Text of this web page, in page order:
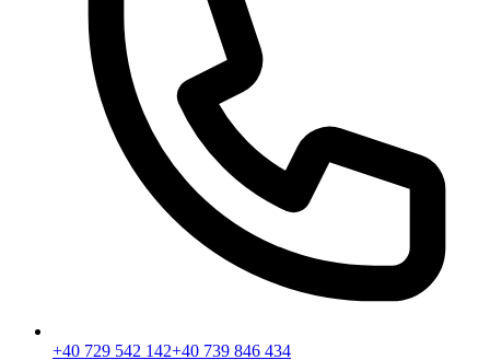
+40 729 542 142+40 739 846 434